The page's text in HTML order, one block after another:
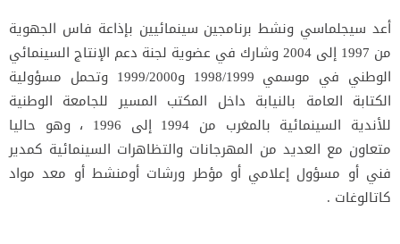
أعد سيجلماسي ونشط برنامجين سينمائيين بإذاعة فاس الجهوية
من 1997 إلى 2004 وشارك في عضوية لجنة دعم الإنتاج السينمائي
الوطني في موسمي 1998/1999 و1999/2000 وتحمل مسؤولية
الكتابة العامة بالنيابة داخل المكتب المسير للجامعة الوطنية
للأندية السينمائية بالمغرب من 1994 إلى 1996 ، وهو حاليا
متعاون مع العديد من المهرجانات والتظاهرات السينمائية كمدير
فني أو مسؤول إعلامي أو مؤطر ورشات أومنشط أو معد مواد
كاتالوغات .